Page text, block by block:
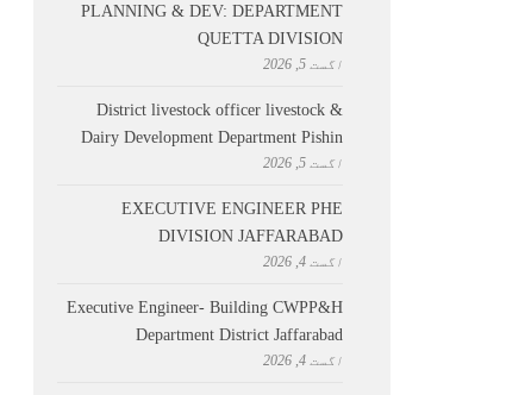
PLANNING & DEV: DEPARTMENT
QUETTA DIVISION
اگست 5, 2026
District livestock officer livestock &
Dairy Development Department Pishin
اگست 5, 2026
EXECUTIVE ENGINEER PHE
DIVISION JAFFARABAD
اگست 4, 2026
Executive Engineer- Building CWPP&H
Department District Jaffarabad
اگست 4, 2026